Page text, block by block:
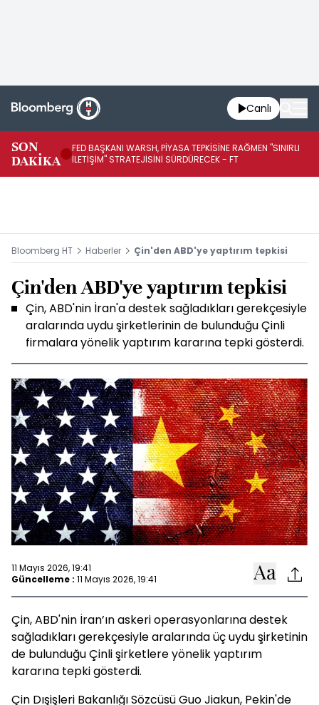
Canlı
SON
DAKİKA
FED BAŞKANI WARSH, PİYASA TEPKİSİNE RAĞMEN "SINIRLI
İLETİŞİM" STRATEJİSİNİ SÜRDÜRECEK - FT
Bloomberg HT Haberler Çin'den ABD'ye yaptırım tepkisi
Çin'den ABD'ye yaptırım tepkisi
Çin, ABD'nin İran'a destek sağladıkları gerekçesiyle
aralarında uydu şirketlerinin de bulunduğu Çinli
firmalara yönelik yaptırım kararına tepki gösterdi.
11 Mayıs 2026, 19:41
Güncelleme : 11 Mayıs 2026, 19:41
Çin, ABD'nin İran’ın askeri operasyonlarına destek
sağladıkları gerekçesiyle aralarında üç uydu şirketinin
de bulunduğu Çinli şirketlere yönelik yaptırım
kararına tepki gösterdi.
Çin Dışişleri Bakanlığı Sözcüsü Guo Jiakun, Pekin'de